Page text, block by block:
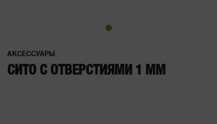
АКСЕССУАРЫ
СИТО С ОТВЕРСТИЯМИ 1 ММ